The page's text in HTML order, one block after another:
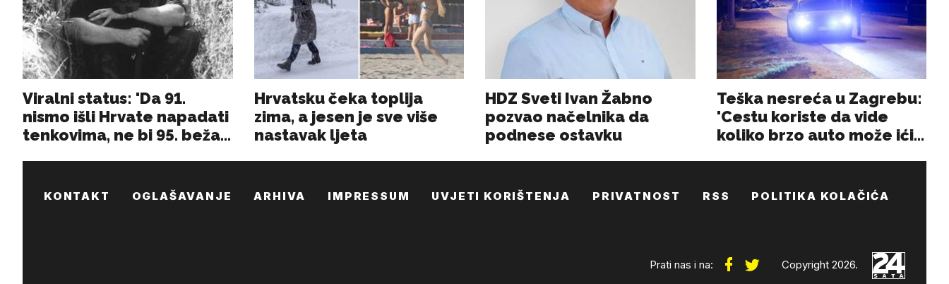
KONTAKT OGLAŠAVANJE ARHIVA IMPRESSUM UVJETI KORIŠTENJA PRIVATNOST RSS POLITIKA KOLAČIĆA
Prati nas i na: Copyright 2026.